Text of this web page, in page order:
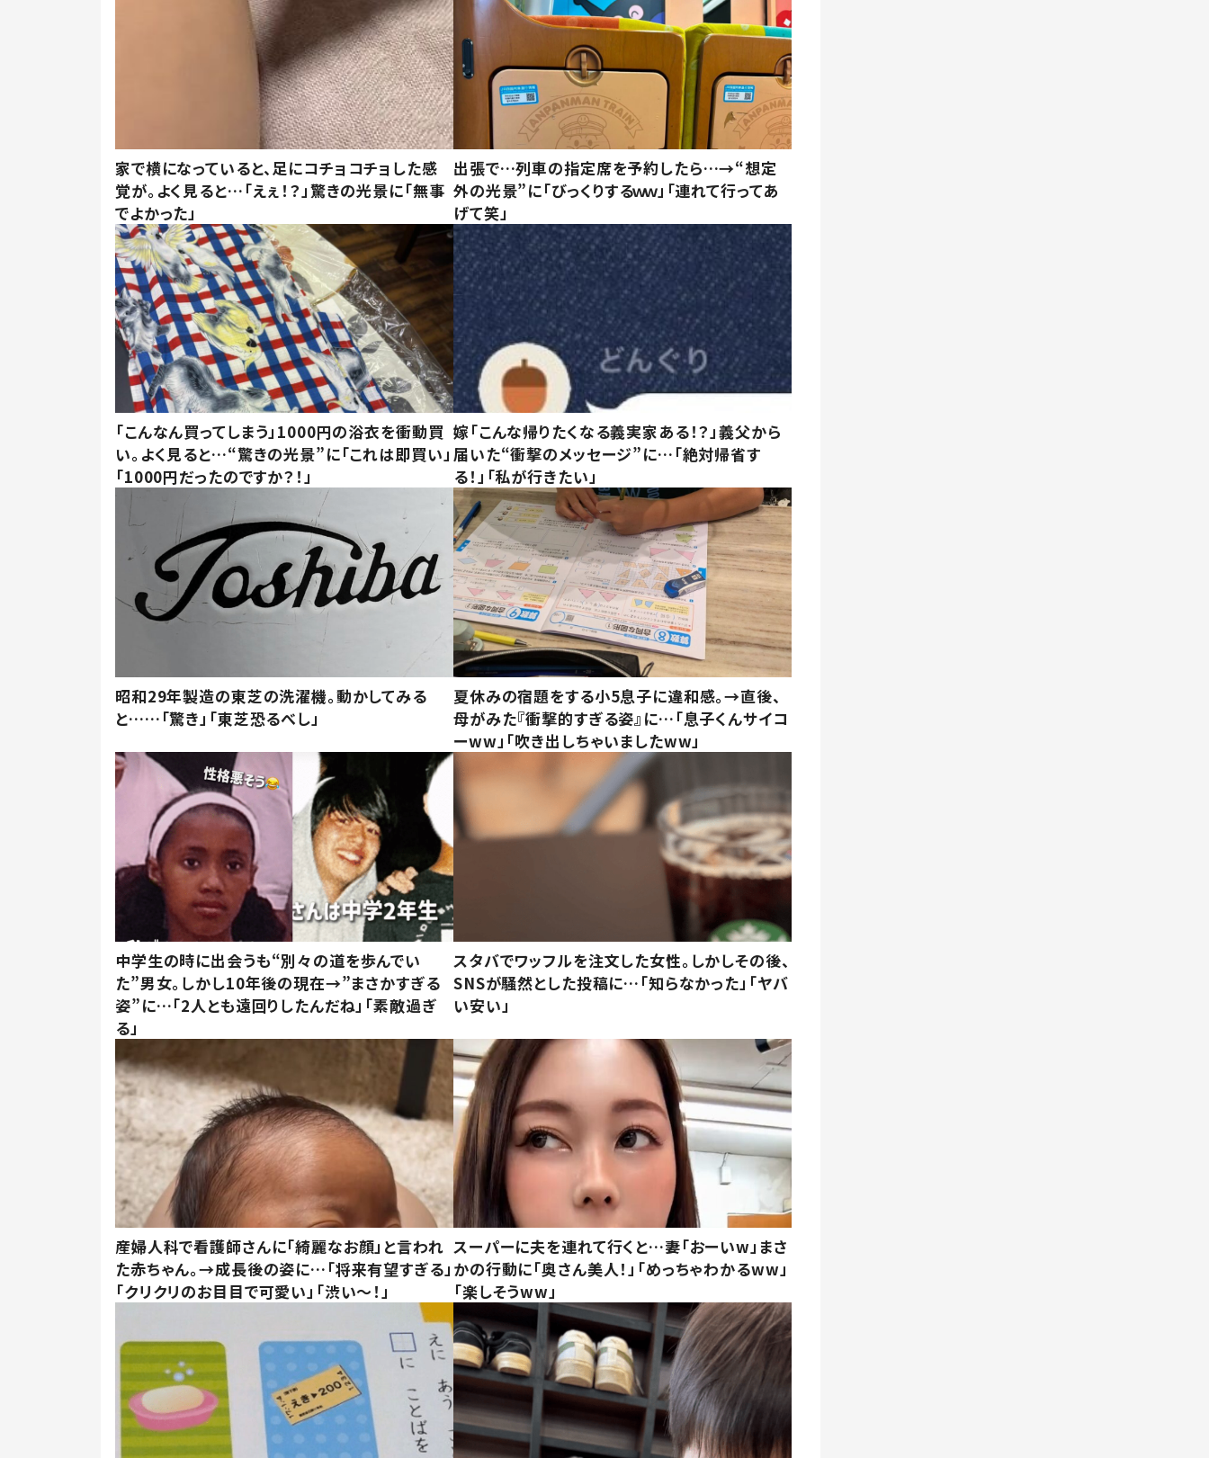
家で横になっていると、足にコチョコチョした感
覚が。よく見ると…「えぇ！？」驚きの光景に「無事
でよかった」
出張で…列車の指定席を予約したら…→“想定
外の光景”に「びっくりするｗｗ」「連れて行ってあ
げて笑」
「こんなん買ってしまう」1000円の浴衣を衝動買
い。よく見ると…“驚きの光景”に「これは即買い」
「1000円だったのですか？！」
嫁「こんな帰りたくなる義実家ある！？」義父から
届いた“衝撃のメッセージ”に…「絶対帰省す
る！」「私が行きたい」
昭和29年製造の東芝の洗濯機。動かしてみる
と……「驚き」「東芝恐るべし」
夏休みの宿題をする小5息子に違和感。→直後、
母がみた『衝撃的すぎる姿』に…「息子くんサイコ
ーww」「吹き出しちゃいましたww」
中学生の時に出会うも“別々の道を歩んでい
た”男女。しかし10年後の現在→”まさかすぎる
姿”に…「2人とも遠回りしたんだね」「素敵過ぎ
る」
スタバでワッフルを注文した女性。しかしその後、
SNSが騒然とした投稿に…「知らなかった」「ヤバ
い安い」
産婦人科で看護師さんに「綺麗なお顔」と言われ
た赤ちゃん。→成長後の姿に…「将来有望すぎる」
「クリクリのお目目で可愛い」「渋い～！」
スーパーに夫を連れて行くと…妻「おーいw」まさ
かの行動に「奥さん美人！」「めっちゃわかるww」
「楽しそうww」